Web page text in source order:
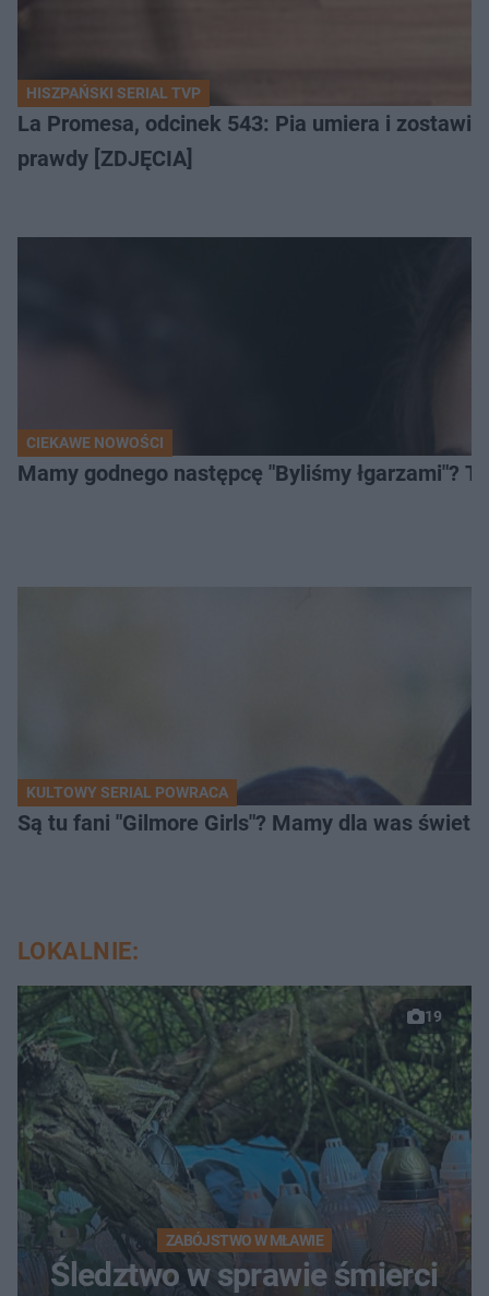
HISZPAŃSKI SERIAL TVP
La Promesa, odcinek 543: Pia umiera i
prawdy [ZDJĘCIA]
CIEKAWE NOWOŚCI
Mamy godnego następcę "Byliśmy łgarzami"?
KULTOWY SERIAL POWRACA
Są tu fani "Gilmore Girls"? Mamy dla was
LOKALNIE:
19
ZABÓJSTWO W MŁAWIE
Śledztwo w sprawie śmierci